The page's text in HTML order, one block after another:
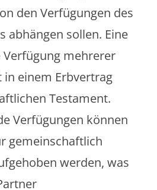
den Verfügungen des
abhängen sollen. Eine
mehrerer
in einem Erbvertrag
Testament.
Verfügungen können
gemeinschaftlich
werden, was